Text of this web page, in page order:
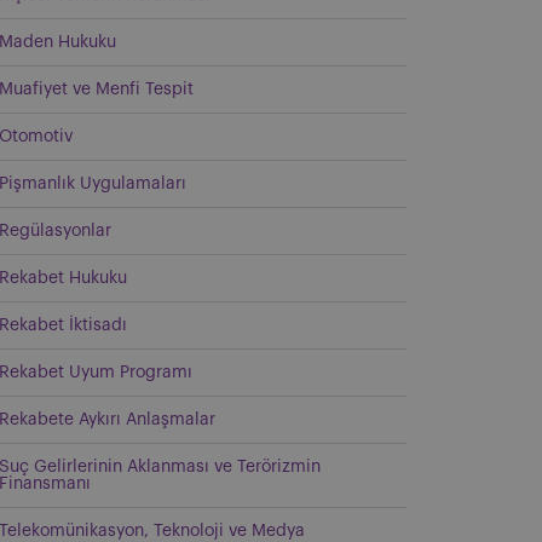
Maden Hukuku
Muafiyet ve Menfi Tespit
Otomotiv
Pişmanlık Uygulamaları
Regülasyonlar
Rekabet Hukuku
Rekabet İktisadı
Rekabet Uyum Programı
Rekabete Aykırı Anlaşmalar
Suç Gelirlerinin Aklanması ve Terörizmin
Finansmanı
Telekomünikasyon, Teknoloji ve Medya